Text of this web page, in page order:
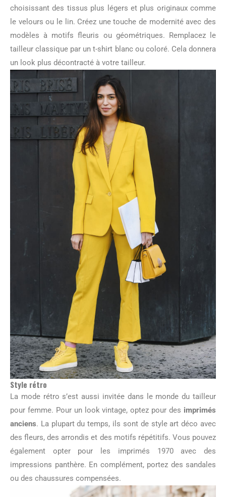
choisissant des tissus plus légers et plus originaux comme
le velours ou le lin. Créez une touche de modernité avec des
modèles à motifs fleuris ou géométriques. Remplacez le
tailleur classique par un t-shirt blanc ou coloré. Cela donnera
un look plus décontracté à votre tailleur.
Style rétro
La mode rétro s’est aussi invitée dans le monde du tailleur
pour femme. Pour un look vintage, optez pour des imprimés
anciens. La plupart du temps, ils sont de style art déco avec
des fleurs, des arrondis et des motifs répétitifs. Vous pouvez
également opter pour les imprimés 1970 avec des
impressions panthère. En complément, portez des sandales
ou des chaussures compensées.